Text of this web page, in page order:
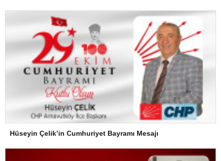
Hüseyin Çelik’in Cumhuriyet Bayramı Mesajı